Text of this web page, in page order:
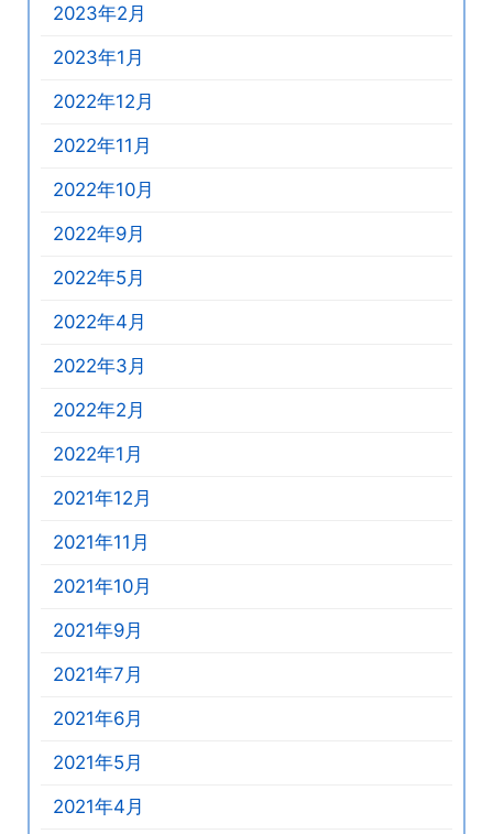
2023年2月
2023年1月
2022年12月
2022年11月
2022年10月
2022年9月
2022年5月
2022年4月
2022年3月
2022年2月
2022年1月
2021年12月
2021年11月
2021年10月
2021年9月
2021年7月
2021年6月
2021年5月
2021年4月